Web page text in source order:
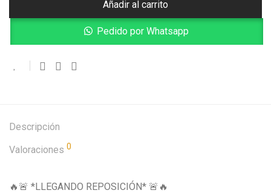
Añadir al carrito
Pedido por Whatsapp
Descripción
Valoraciones 0
🔥🚨 *LLEGANDO REPOSICIÓN* 🚨🔥